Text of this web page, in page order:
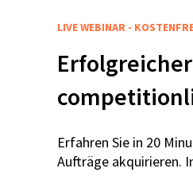
LIVE WEBINAR -
Erfahren Sie in 20
Aufträge akquirieren.